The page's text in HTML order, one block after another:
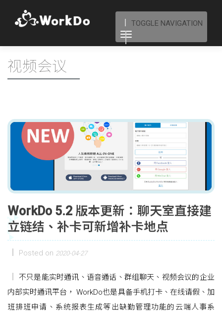
TOGGLE NAVIGATION
视频会议
WorkDo 5.2 版本更新：聊天室直接建
立链结、补卡可新增补卡地点
Posted on 2020-04-27
不只是能实时通讯、语音通话、群组聊天、视频会议的企业
内部实时通讯平台， WorkDo也是具备手机打卡、在线请假、加
班排班申请、系统报表生成等出缺勤管理功能的云端人事系